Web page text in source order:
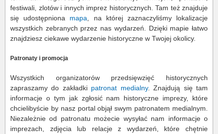
festiwali, zlotów i innych imprez historycznych. Tam też znajduje
się udostępniona mapa , na której zaznaczyliśmy lokalizacje
wszystkich zebranych przez nas wydarzeń. Dzięki mapie łatwo
znajdziesz ciekawe wydarzenie historyczne w Twojej okolicy.
Patronaty i promocja
Wszystkich organizatorów przedsięwzięć historycznych
zapraszamy do zakładki patronat medialny. Znajdują się tam
informacje o tym jak zgłosić nam historyczne imprezy, które
chcielibyście by nasz portal objął swym patronatem medialnym.
Niezależnie od patronatu możecie wysyłać nam informacje o
imprezach, zdjęcia lub relacje z wydarzeń, które chętnie